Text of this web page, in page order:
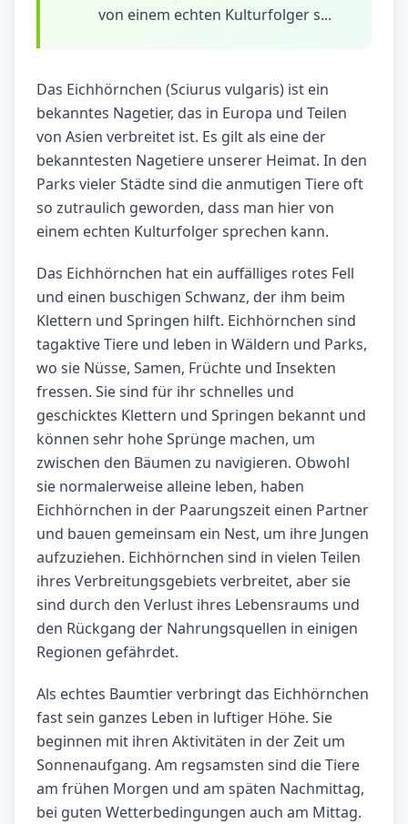
von einem echten Kulturfolger s...
Das Eichhörnchen (Sciurus vulgaris) ist ein
bekanntes Nagetier, das in Europa und Teilen
von Asien verbreitet ist. Es gilt als eine der
bekanntesten Nagetiere unserer Heimat. In den
Parks vieler Städte sind die anmutigen Tiere oft
so zutraulich geworden, dass man hier von
einem echten Kulturfolger sprechen kann.
Das Eichhörnchen hat ein auffälliges rotes Fell
und einen buschigen Schwanz, der ihm beim
Klettern und Springen hilft. Eichhörnchen sind
tagaktive Tiere und leben in Wäldern und Parks,
wo sie Nüsse, Samen, Früchte und Insekten
fressen. Sie sind für ihr schnelles und
geschicktes Klettern und Springen bekannt und
können sehr hohe Sprünge machen, um
zwischen den Bäumen zu navigieren. Obwohl
sie normalerweise alleine leben, haben
Eichhörnchen in der Paarungszeit einen Partner
und bauen gemeinsam ein Nest, um ihre Jungen
aufzuziehen. Eichhörnchen sind in vielen Teilen
ihres Verbreitungsgebiets verbreitet, aber sie
sind durch den Verlust ihres Lebensraums und
den Rückgang der Nahrungsquellen in einigen
Regionen gefährdet.
Als echtes Baumtier verbringt das Eichhörnchen
fast sein ganzes Leben in luftiger Höhe. Sie
beginnen mit ihren Aktivitäten in der Zeit um
Sonnenaufgang. Am regsamsten sind die Tiere
am frühen Morgen und am späten Nachmittag,
bei guten Wetterbedingungen auch am Mittag.